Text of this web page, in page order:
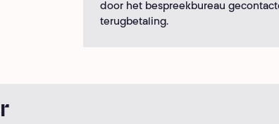
door het bespreekbureau
terugbetaling.